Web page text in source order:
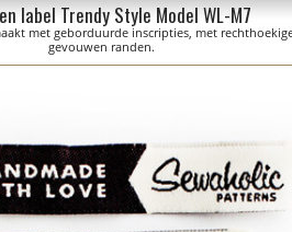
label Trendy Style Model WL-M7
met geborduurde inscripties, met
gevouwen randen.